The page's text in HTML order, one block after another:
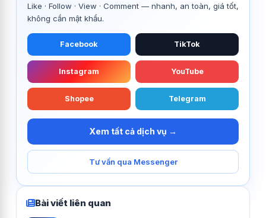
Like · Follow · View · Comment — nhanh, an toàn, giá tốt,
không cần mật khẩu.
Facebook TikTok
Instagram YouTube
Shopee Telegram
Xem tất cả dịch vụ →
Tư vấn qua Messenger
Bài viết liên quan